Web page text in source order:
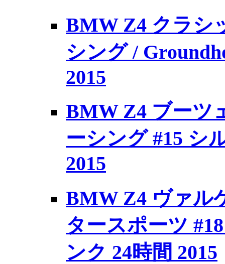
BMW Z4 クラシ
シング /
2015
BMW Z4 ブーツ
ーシング #15 シ
2015
BMW Z4 ヴァル
タースポーツ
ンク 24時間 2015